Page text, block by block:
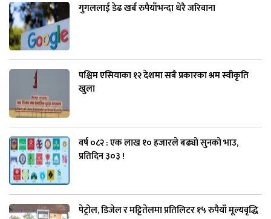
गुगललाई डेढ खर्ब रुपैयाँभन्दा धेरै जरिवाना
पश्चिम एसियाका १२ देशमा सबै प्रकारका श्रम स्वीकृति
खुला
वर्ष ०८२ : एक लाख १० हजारले बढ्यो सुनको भाउ,
प्रतिदिन ३०३ !
पेट्रोल, डिजेल र मट्टितेलमा प्रतिलिटर १५ रुपैयाँ मूल्यवृद्धि